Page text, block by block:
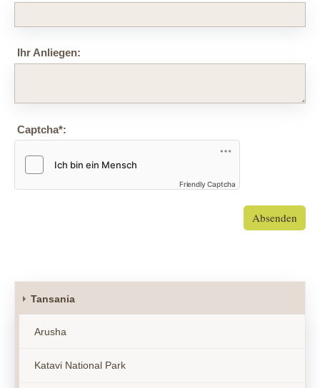
Ihr Anliegen:
Captcha*:
Friendly Captcha
Absenden
Tansania
Arusha
Katavi National Park